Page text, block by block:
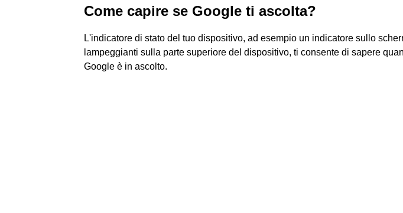
Come capire se Google ti ascolta?
L'indicatore di stato del tuo dispositivo, ad esempio un indicatore sullo
lampeggianti sulla parte superiore del dispositivo, ti consente di sapere
Google è in ascolto.